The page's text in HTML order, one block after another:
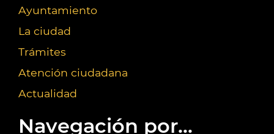
Ayuntamiento
La ciudad
Trámites
Atención ciudadana
Actualidad
Navegación por...